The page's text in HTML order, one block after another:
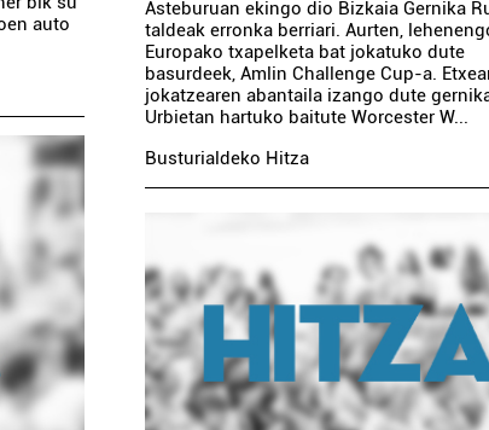
auto
Asteburuan ekingo dio Bizkaia Gernika
taldeak erronka berriari. Aurten,
Europako txapelketa bat jokatuko dute
basurdeek, Amlin Challenge Cup-a.
jokatzearen abantaila izango dute
Urbietan hartuko baitute Worcester W...
Busturialdeko Hitza